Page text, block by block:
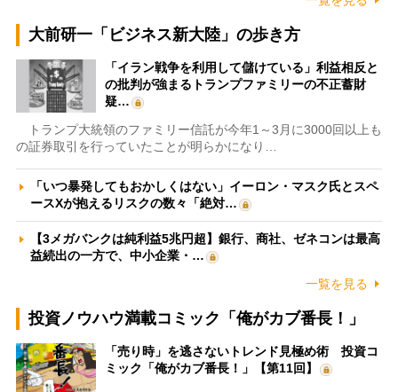
大前研一「ビジネス新大陸」の歩き方
「イラン戦争を利用して儲けている」利益相反と
の批判が強まるトランプファミリーの不正蓄財
疑…
トランプ大統領のファミリー信託が今年1～3月に3000回以上も
の証券取引を行っていたことが明らかになり…
「いつ暴発してもおかしくはない」イーロン・マスク氏とスペ
ースXが抱えるリスクの数々「絶対…
【3メガバンクは純利益5兆円超】銀行、商社、ゼネコンは最高
益続出の一方で、中小企業・…
一覧を見る
投資ノウハウ満載コミック「俺がカブ番長！」
「売り時」を逃さないトレンド見極め術 投資コ
ミック「俺がカブ番長！」【第11回】